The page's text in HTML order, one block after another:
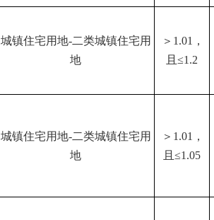
城镇住宅用地-二类城镇住宅用
地
＞1.01，
且≤1.2
城镇住宅用地-二类城镇住宅用
地
＞1.01，
且≤1.05